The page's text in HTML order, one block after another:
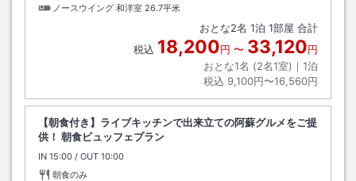
ノースウイング 和洋室 26.7平米
おとな2名 1泊 1部屋 合計
税込 18,200円 〜 33,120円
おとな1名 (2名1室)｜ 1泊
税込 9,100円〜16,560円
【朝食付き】ライブキッチンで出来立ての阿蘇グルメをご提
供！ 朝食ビュッフェプラン
IN チェックイン
15:00 / OUT チェックアウト
10:00
朝食のみ